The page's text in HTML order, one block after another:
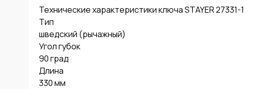
Технические характеристики ключа STAYER 27331-1
Тип
шведский (рычажный)
Угол губок
90 град
Длина
330 мм